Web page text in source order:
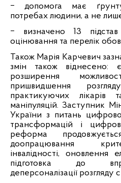
‒допомога має
потребах людини, а не лише
‒ визначено 13
оцінювання та перелік
Також Марія Карчевич
змін також віднесено:
розширення
пришвидшення
практикуючих лікарів
маніпуляцій. Заступник
України з питань
трансформацій і
реформа
доопрацювання
інвалідності, оновлення
підготовка до
деперсоналізації розгляду